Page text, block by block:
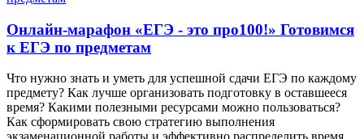
Онлайн-марафон «ЕГЭ - это про100!» Готовимся
к ЕГЭ по предметам
Что нужно знать и уметь для успешной сдачи ЕГЭ по каждому
предмету? Как лучше организовать подготовку в оставшееся
время? Какими полезными ресурсами можно пользоваться?
Как сформировать свою стратегию выполнения